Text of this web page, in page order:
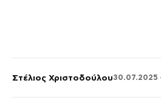
Στέλιος Χριστοδούλου30.07.2025